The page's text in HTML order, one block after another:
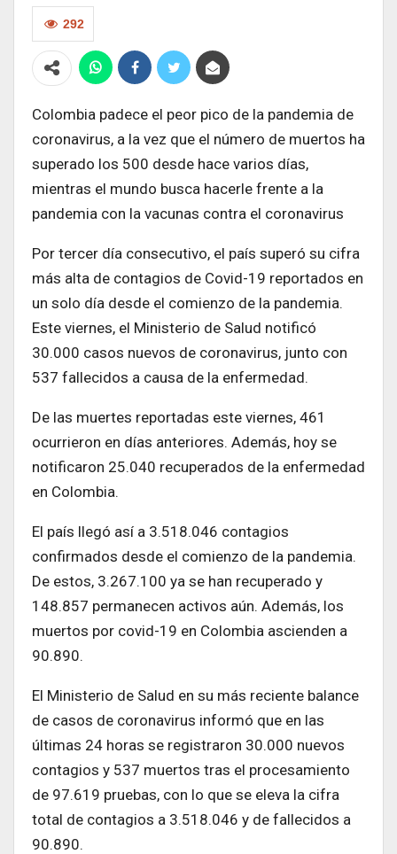
292
Colombia padece el peor pico de la pandemia de
coronavirus, a la vez que el número de muertos ha
superado los 500 desde hace varios días,
mientras el mundo busca hacerle frente a la
pandemia con la vacunas contra el coronavirus
Por tercer día consecutivo, el país superó su cifra
más alta de contagios de Covid-19 reportados en
un solo día desde el comienzo de la pandemia.
Este viernes, el Ministerio de Salud notificó
30.000 casos nuevos de coronavirus, junto con
537 fallecidos a causa de la enfermedad.
De las muertes reportadas este viernes, 461
ocurrieron en días anteriores. Además, hoy se
notificaron 25.040 recuperados de la enfermedad
en Colombia.
El país llegó así a 3.518.046 contagios
confirmados desde el comienzo de la pandemia.
De estos, 3.267.100 ya se han recuperado y
148.857 permanecen activos aún. Además, los
muertos por covid-19 en Colombia ascienden a
90.890.
El Ministerio de Salud en su más reciente balance
de casos de coronavirus informó que en las
últimas 24 horas se registraron 30.000 nuevos
contagios y 537 muertos tras el procesamiento
de 97.619 pruebas, con lo que se eleva la cifra
total de contagios a 3.518.046 y de fallecidos a
90.890.